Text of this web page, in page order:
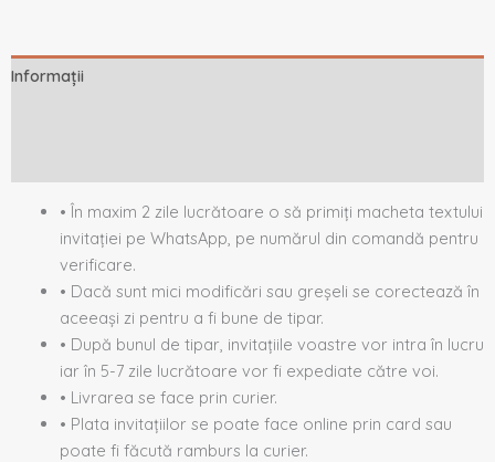
Informații
• În maxim 2 zile lucrătoare o să primiți macheta textului
invitației pe WhatsApp, pe numărul din comandă pentru
verificare.
• Dacă sunt mici modificări sau greșeli se corectează în
aceeași zi pentru a fi bune de tipar.
• După bunul de tipar, invitațiile voastre vor intra în lucru
iar în 5-7 zile lucrătoare vor fi expediate către voi.
• Livrarea se face prin curier.
• Plata invitațiilor se poate face online prin card sau
poate fi făcută ramburs la curier.